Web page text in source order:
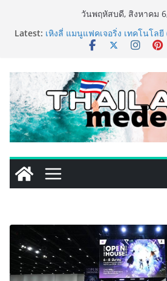
วันพฤหัสบดี, สิงหาคม
Latest:
ททท. ประกาศความสำเร็จ
5 ผนึก 9 พันธมิตร ขับเคลื่อน
ราชปณิธาน สร้างคุณค่าการท่อง
แห่งใหม่ในชลบุรี เดินหน้าขยาย
ออกเฉียงใต้ เสริมแกร่งยุทธศาส
TECNO ประกาศทรานส์ฟอร์มจ
แฟชั่นไอเท็ม เสิร์ฟใหญ่ปักหมุดแ
MRT วาง POVA 8 Series จุดเริ่
ครั้งแรกของอุตสาหกรรมสีไทย นิ
WORRY FREE” โปรแกรมดูแล
ยกระดับความมั่นใจลูกค้าด้วยผ
เปลี่ยนพื้นที่ว่างเปล่าให้กลายเป็น